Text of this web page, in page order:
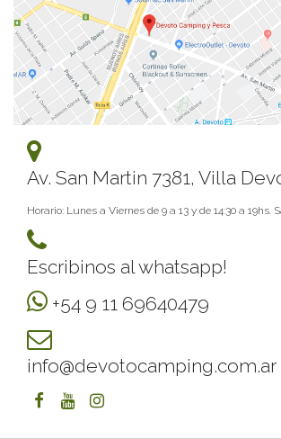
Av. San Martin 7381, Villa
Horario: Lunes a Viernes de 9 a 13 y de 14:30 a 19hs.
Escribinos al whatsapp!
+54 9 11 69640479
info@devotocamping.com.ar